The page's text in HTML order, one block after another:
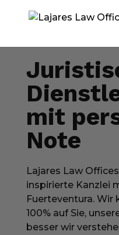
mit
Note
Lajares Law
inspirierte Kanzlei
Fuerteventura. Wir
100% auf Sie,
besser wir